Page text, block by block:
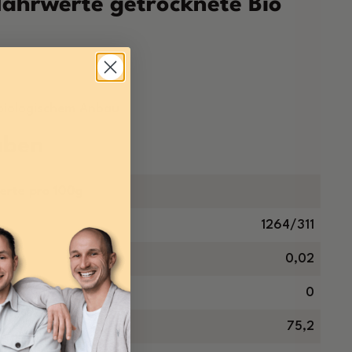
getrocknete Bio
1264/311
0,02
in g 0
75,2